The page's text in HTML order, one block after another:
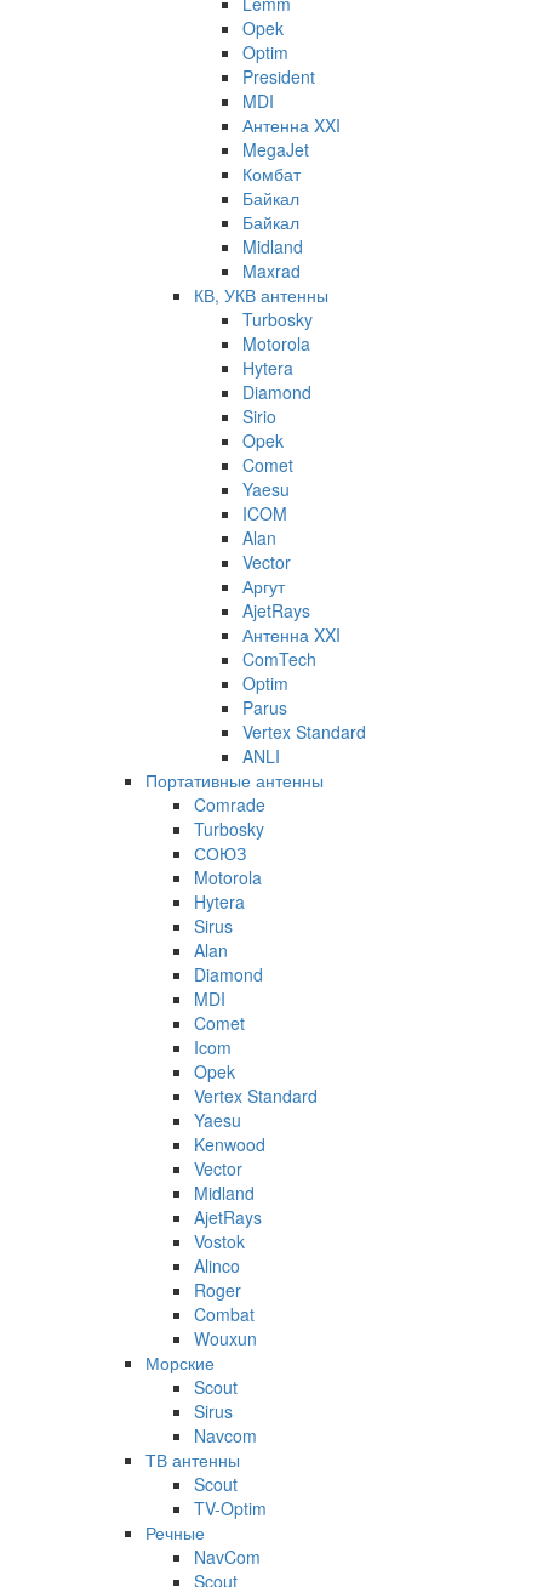
Opek
Optim
President
MDI
Антенна XXI
MegaJet
Комбат
Байкал
Байкал
Midland
Maxrad
КВ, УКВ антенны
Turbosky
Motorola
Hytera
Diamond
Sirio
Opek
Comet
Yaesu
ICOM
Alan
Vector
Аргут
AjetRays
Антенна XXI
ComTech
Optim
Parus
Vertex Standard
ANLI
Портативные антенны
Comrade
Turbosky
СОЮЗ
Motorola
Hytera
Sirus
Alan
Diamond
MDI
Comet
Icom
Opek
Vertex Standard
Yaesu
Kenwood
Vector
Midland
AjetRays
Vostok
Alinco
Roger
Combat
Wouxun
Морские
Scout
Sirus
Navcom
ТВ антенны
Scout
TV-Optim
Речные
NavCom
Scout